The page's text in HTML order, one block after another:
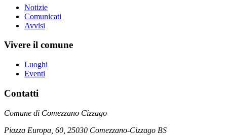
Notizie
Comunicati
Avvisi
Vivere il comune
Luoghi
Eventi
Contatti
Comune di Comezzano Cizzago
Piazza Europa, 60, 25030 Comezzano-Cizzago BS